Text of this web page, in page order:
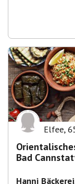
Elfee,
Bad
Hanni Bäckerei